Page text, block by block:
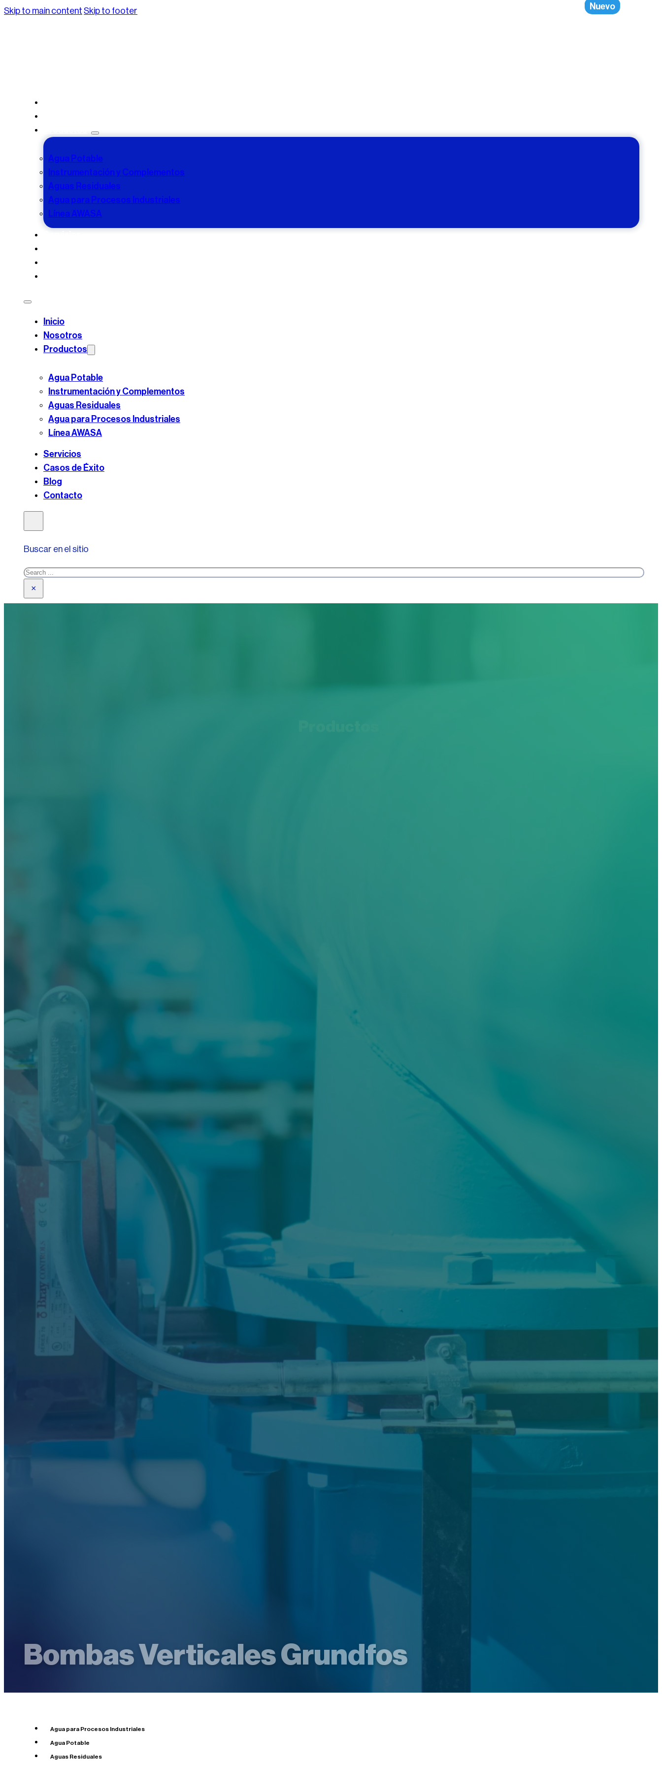
Skip to main content Skip to footer
Agua Potable
Instrumentación y Complementos
Aguas Residuales
Agua para Procesos Industriales
Línea AWASA
Inicio
Nosotros
Productos
Agua Potable
Instrumentación y Complementos
Aguas Residuales
Agua para Procesos Industriales
Línea AWASA
Servicios
Casos de Éxito
Blog
Contacto
Buscar en el sitio
Search
×
Bombas Verticales Grundfos
Agua para Procesos Industriales
Agua Potable
Aguas Residuales